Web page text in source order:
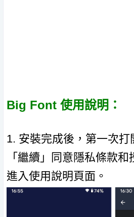
Big Font 使用說明：
1. 安裝完成後，第一次打
「繼續」同意隱私條款
進入使用說明頁面。